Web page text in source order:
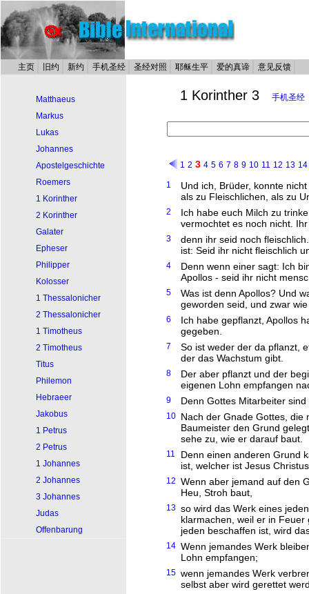
主页 旧约 新约 手机圣经 圣经对照 耶稣生平 爱的真谛 意见反馈
Matthaeus
Markus
Lukas
Johannes
Apostelgeschichte
Roemers
1 Korinther
2 Korinther
Galater
Epheser
Philipper
Kolosser
1 Thessalonicher
2 Thessalonicher
1 Timotheus
2 Timotheus
Titus
Philemon
Hebraeer
Jakobus
1 Petrus
2 Petrus
1 Johannes
2 Johannes
3 Johannes
Judas
Offenbarung
1 Korinther 3 手机圣经
1 2 3 4 5 6 7 8 9 10 11 12 13 14
1
Und ich, Brüder, konnte
als zu Fleischlichen, als zu
2
Ich habe euch Milch zu
vermochtet es noch nicht.
3
denn ihr seid noch
ist: Seid ihr nicht fleischlich
4
Denn wenn einer sagt: Ich
Apollos - seid ihr nicht
5
Was ist denn Apollos? Und
geworden seid, und zwar
6
Ich habe gepflanzt, Apollos
gegeben.
7
So ist weder der da pflanzt,
der das Wachstum gibt.
8
Der aber pflanzt und der
eigenen Lohn empfangen
9 Denn Gottes Mitarbeiter
10 Nach der Gnade Gottes, die
Baumeister den Grund
sehe zu, wie er darauf baut.
11
Denn einen anderen Grund
ist, welcher ist Jesus
12 Wenn aber jemand auf den
Heu, Stroh baut,
13 so wird das Werk eines
klarmachen, weil er in
jeden beschaffen ist, wird
14 Wenn jemandes Werk
Lohn empfangen;
15 wenn jemandes Werk
selbst aber wird gerettet